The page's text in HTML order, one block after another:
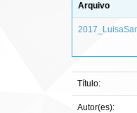
Arquivo
Título:
Autor(es):